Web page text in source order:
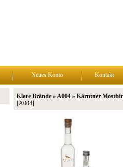
Neues Konto Kontakt
Klare Brände » A004 » Kärntner
[A004]